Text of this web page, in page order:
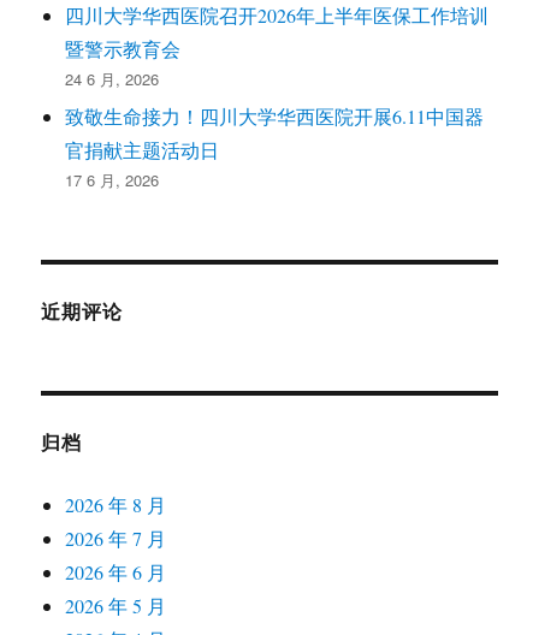
四川大学华西医院召开2026年上半年医保工作培训
暨警示教育会
24 6 月, 2026
致敬生命接力！四川大学华西医院开展6.11中国器
官捐献主题活动日
17 6 月, 2026
近期评论
归档
2026 年 8 月
2026 年 7 月
2026 年 6 月
2026 年 5 月